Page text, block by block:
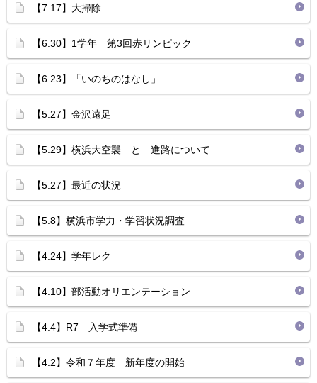
【7.17】大掃除
【6.30】1学年 第3回赤リンピック
【6.23】「いのちのはなし」
【5.27】金沢遠足
【5.29】横浜大空襲 と 進路について
【5.27】最近の状況
【5.8】横浜市学力・学習状況調査
【4.24】学年レク
【4.10】部活動オリエンテーション
【4.4】R7 入学式準備
【4.2】令和７年度 新年度の開始